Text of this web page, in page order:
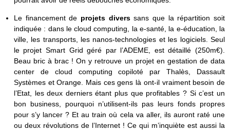
Le financement de projets diverssans que la répartition soit
indiquée : dans le cloud computing, la e-santé, la e-éducation, la
ville, les transports, les nanos-technologies et les logiciels. Seul
le projet Smart Grid géré par l’ADEME, est détaillé (250m€).
Beau bric à brac ! On y retrouve un projet en gestation de data
center de cloud computing copiloté par Thalès, Dassault
Systèmes et Orange. Mais ces gens là ont-il vraiment besoin de
l’Etat, les deux derniers étant plus que profitables ? Si c’est un
bon business, pourquoi n’utilisent-ils pas leurs fonds propres
pour s’y lancer ? Et au train où cela va aller, ils auront raté une
ou deux révolutions de l’Internet ! Ce qui m’inquiète est aussi la